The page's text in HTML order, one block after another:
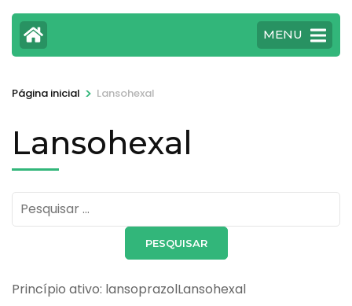
MENU
Página inicial > Lansohexal
Lansohexal
Pesquisar
por:
Princípio ativo: lansoprazolLansohexal